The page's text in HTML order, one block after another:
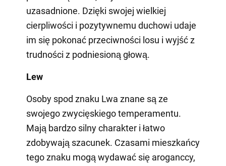
uzasadnione. Dzięki swojej wielkiej
cierpliwości i pozytywnemu duchowi udaje
im się pokonać przeciwności losu i wyjść z
trudności z podniesioną głową.
Lew
Osoby spod znaku Lwa znane są ze
swojego zwycięskiego temperamentu.
Mają bardzo silny charakter i łatwo
zdobywają szacunek. Czasami mieszkańcy
tego znaku mogą wydawać się aroganccy,